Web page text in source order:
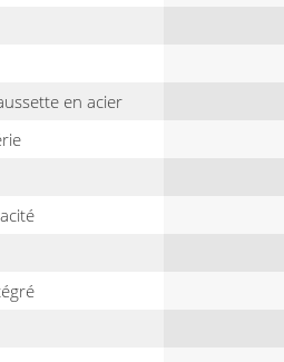
en acier